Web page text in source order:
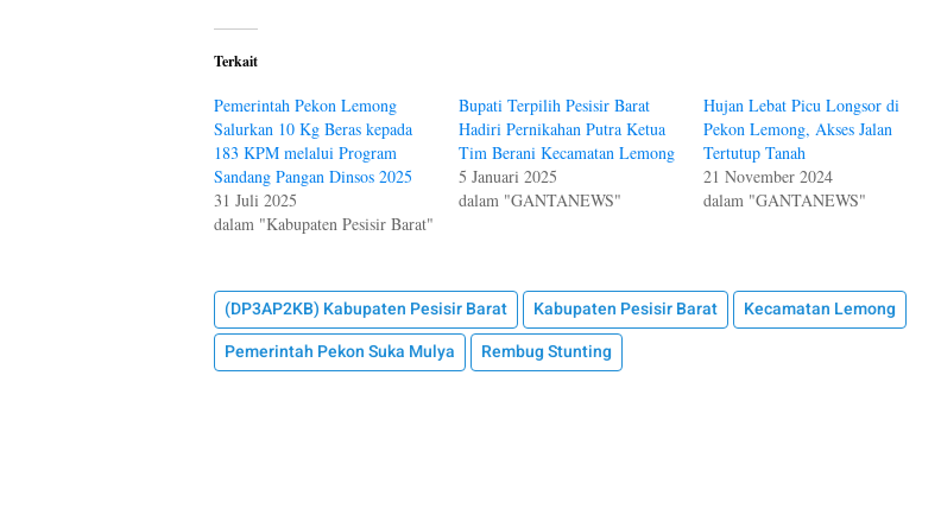
Terkait
Pemerintah Pekon Lemong
Salurkan 10 Kg Beras kepada
183 KPM melalui Program
Sandang Pangan Dinsos 2025
31 Juli 2025
dalam "Kabupaten Pesisir Barat"
Bupati Terpilih Pesisir Barat
Hadiri Pernikahan Putra Ketua
Tim Berani Kecamatan Lemong
5 Januari 2025
dalam "GANTANEWS"
Hujan Lebat Picu Longsor di
Pekon Lemong, Akses Jalan
Tertutup Tanah
21 November 2024
dalam "GANTANEWS"
(DP3AP2KB) Kabupaten Pesisir Barat Kabupaten Pesisir Barat
Kecamatan Lemong
Pemerintah Pekon Suka Mulya
Rembug Stunting